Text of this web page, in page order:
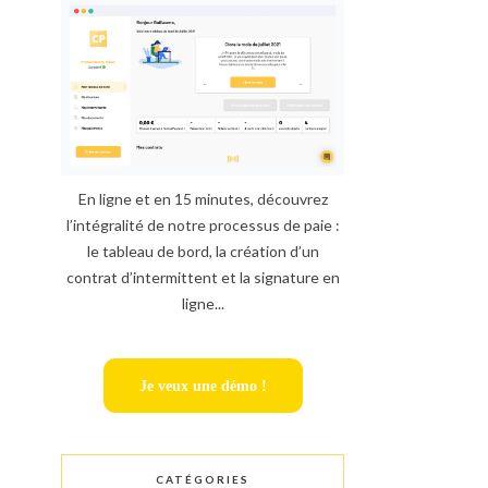
En ligne et en 15 minutes, découvrez
l’intégralité de notre processus de paie :
le tableau de bord, la création d’un
contrat d’intermittent et la signature en
ligne...
Je veux une démo !
CATÉGORIES